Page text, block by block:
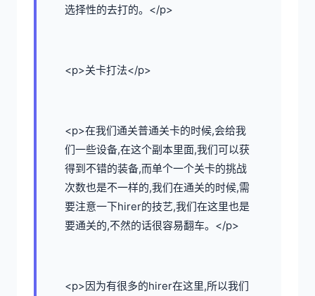
选择性的去打的。</p>
<p>关卡打法</p>
<p>在我们通关普通关卡的时候,会给我
们一些设备,在这个副本里面,我们可以获
得到不错的装备,而单个一个关卡的挑战
次数也是不一样的,我们在通关的时候,需
要注意一下hirer的技艺,我们在这里也是
要通关的,不然的话很容易翻车。</p>
<p>因为有很多的hirer在这里,所以我们